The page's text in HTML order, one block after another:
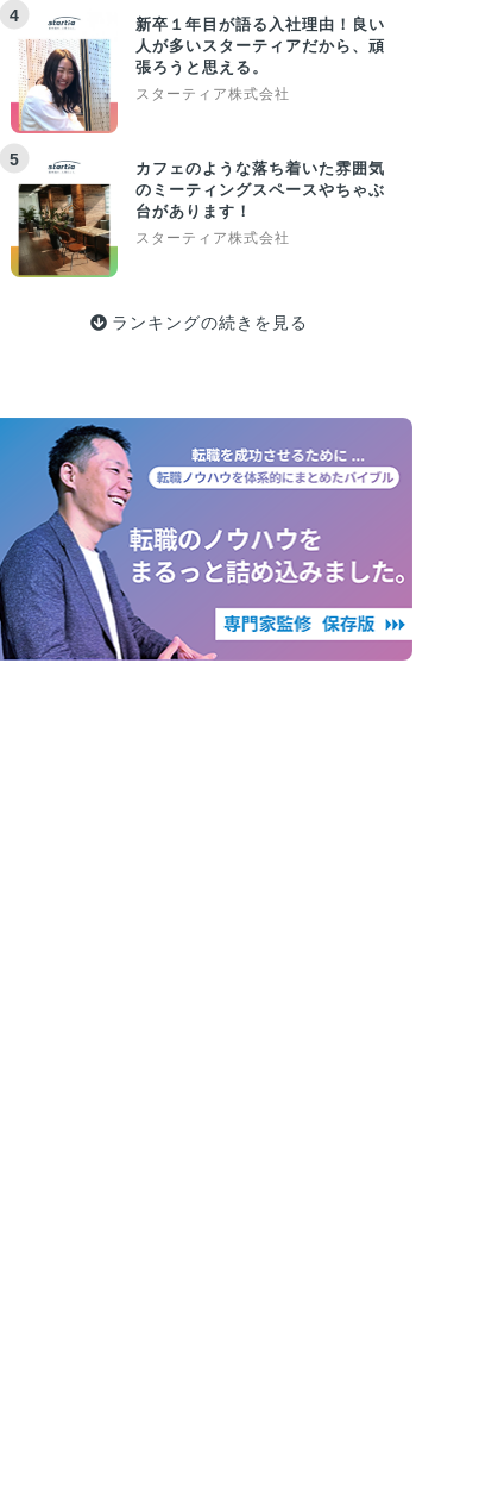
4
新卒１年目が語る入社理由！良い
人が多いスターティアだから、頑
張ろうと思える。
スターティア株式会社
5
カフェのような落ち着いた雰囲気
のミーティングスペースやちゃぶ
台があります！
スターティア株式会社
ランキングの続きを見る